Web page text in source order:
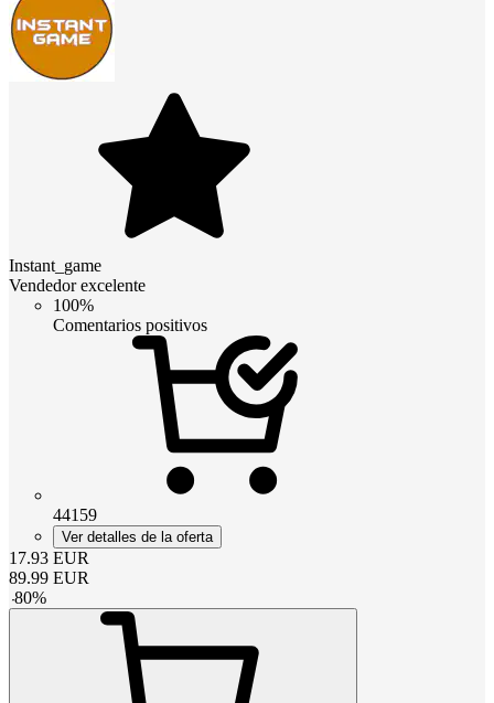
Instant_game
Vendedor excelente
100%
Comentarios positivos
44159
Ver detalles de la oferta
17.93 EUR
89.99 EUR
-80%